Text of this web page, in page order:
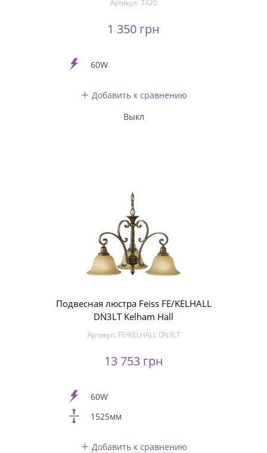
Артикул: 7420
1 350 грн
60W
Добавить к сравнению
Выкл
Подвесная люстра Feiss FE/KELHALL
DN3LT Kelham Hall
Артикул: FE/KELHALL DN3LT
13 753 грн
60W
1525мм
Добавить к сравнению